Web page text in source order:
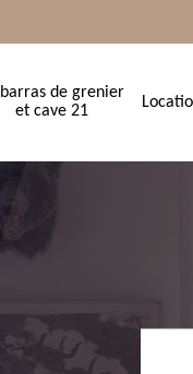
de grenier
et cave 21